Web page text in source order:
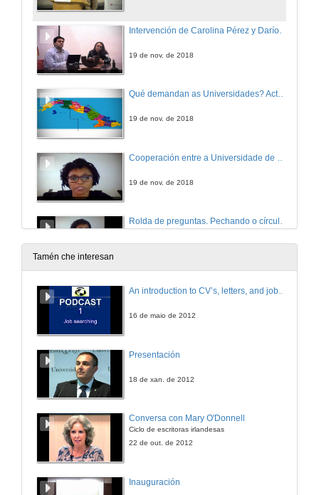
19 de nov. de 2018
Qué demandan as Universidades? Actores necesarios na Cooperación
19 de nov. de 2018
19 de nov. de 2018
Rolda de preguntas. Pechando o círculo. Que demandan ás Universidades os actores beneficiarios da cooperación?
19 de nov. de 2018
O papel das ONGD na estratexia da cooperación universitaria
Arquitectura sen fronteiras
Tamén che interesan
An introduction to CV’s, letters, and job searching
16 de maio de 2012
Presentación
18 de xan. de 2012
Conversa con Mary O'Donnell
Ciclo de escritoras irlandesas
22 de out. de 2012
Inauguración